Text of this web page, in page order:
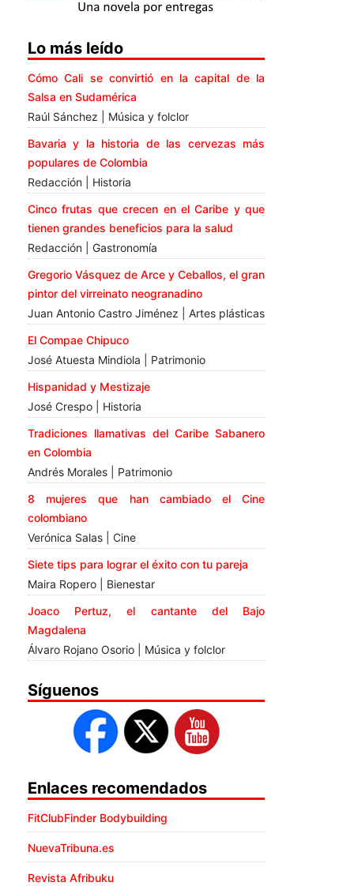
Lo más leído
Cómo Cali se convirtió en la capital de la
Salsa en Sudamérica
Raúl Sánchez | Música y folclor
Bavaria y la historia de las cervezas más
populares de Colombia
Redacción | Historia
Cinco frutas que crecen en el Caribe y que
tienen grandes beneficios para la salud
Redacción | Gastronomía
Gregorio Vásquez de Arce y Ceballos, el gran
pintor del virreinato neogranadino
Juan Antonio Castro Jiménez | Artes plásticas
El Compae Chipuco
José Atuesta Mindiola | Patrimonio
Hispanidad y Mestizaje
José Crespo | Historia
Tradiciones llamativas del Caribe Sabanero
en Colombia
Andrés Morales | Patrimonio
8 mujeres que han cambiado el Cine
colombiano
Verónica Salas | Cine
Siete tips para lograr el éxito con tu pareja
Maira Ropero | Bienestar
Joaco Pertuz, el cantante del Bajo
Magdalena
Álvaro Rojano Osorio | Música y folclor
Síguenos
Enlaces recomendados
FitClubFinder Bodybuilding
NuevaTribuna.es
Revista Afribuku